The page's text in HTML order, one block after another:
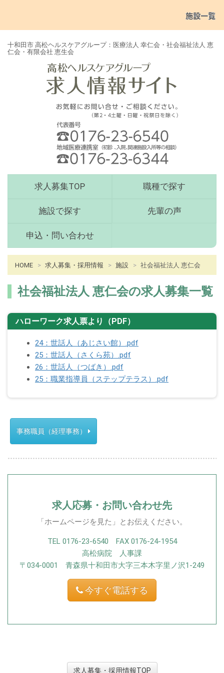
十和田市 高松ヘルスケアグループ：医療法人 幸仁会・社会福祉法人 恵
仁会・有限会社 恵生会
ー
求人募集TOP 職種で探す
施設で探す 先輩の声
申込・問い合わせ
病
院
介
護
十
和
ン
テ
ン
ツ
HOME 求人募集・採用情報 施設 社会福祉法人 恵仁会
社会福祉法人 恵仁会の求人募集一覧
ハローワーク求人票より（PDF）
24：世話人（あじさい館）.pdf
25：世話人（さくら苑）.pdf
26：世話人（つばき）.pdf
25：職業指導員（ステップテラス）.pdf
事務職員（経理事務）
求人応募・お問い合わせ先
「ホームページを見た」とお伝えください。
TEL 0176-23-6540 FAX 0176-24-1954
高松病院 人事課
〒034-0001 青森県十和田市大字三本木字里ノ沢1-249
今すぐ電話する
求人募集・採用情報TOP